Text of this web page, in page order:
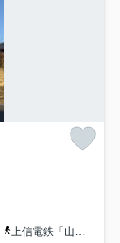
上信電鉄「山名」駅 徒歩28分車5分 2.4km